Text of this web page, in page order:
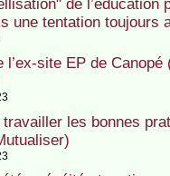
de
une tentation toujours
l’ex-site EP de
les bonnes